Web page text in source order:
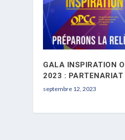
GALA INSPIRATION
2023 : PARTENARIAT
septembre 12, 2023